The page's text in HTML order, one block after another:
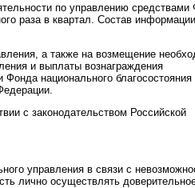
по управлению средствами
раза в квартал. Состав информации,
а также на возмещение
и выплаты вознаграждения
национального благосостояния
с законодательством Российской
управления в связи с
лично осуществлять